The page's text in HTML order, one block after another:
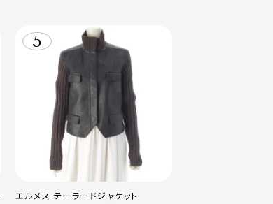
エルメス テーラードジャケット